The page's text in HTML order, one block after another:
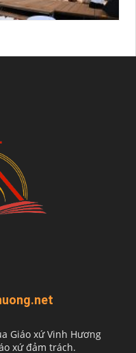
Giáo xứ Vinh Hương
xứ đảm trách.